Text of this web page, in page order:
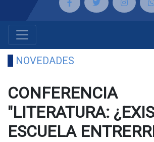
NOVEDADES
CONFERENCIA
"LITERATURA:
ESCUELA